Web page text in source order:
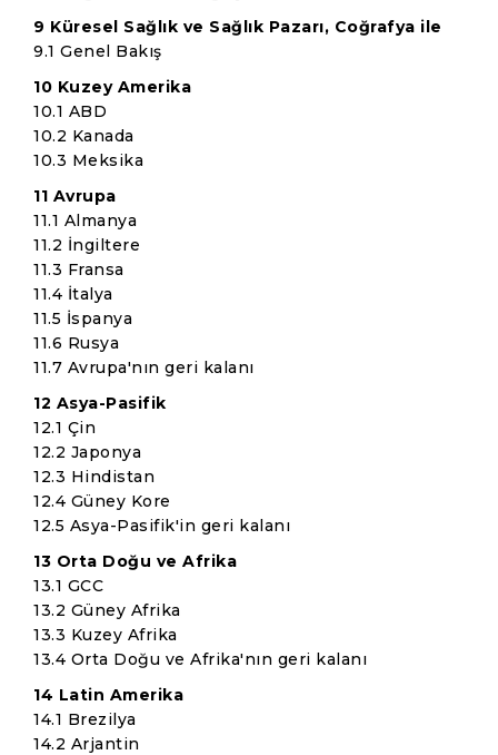
9 Küresel Sağlık ve Sağlık Pazarı, Coğrafya ile
9.1 Genel Bakış
10 Kuzey Amerika
10.1 ABD
10.2 Kanada
10.3 Meksika
11 Avrupa
11.1 Almanya
11.2 İngiltere
11.3 Fransa
11.4 İtalya
11.5 İspanya
11.6 Rusya
11.7 Avrupa'nın geri kalanı
12 Asya-Pasifik
12.1 Çin
12.2 Japonya
12.3 Hindistan
12.4 Güney Kore
12.5 Asya-Pasifik'in geri kalanı
13 Orta Doğu ve Afrika
13.1 GCC
13.2 Güney Afrika
13.3 Kuzey Afrika
13.4 Orta Doğu ve Afrika'nın geri kalanı
14 Latin Amerika
14.1 Brezilya
14.2 Arjantin